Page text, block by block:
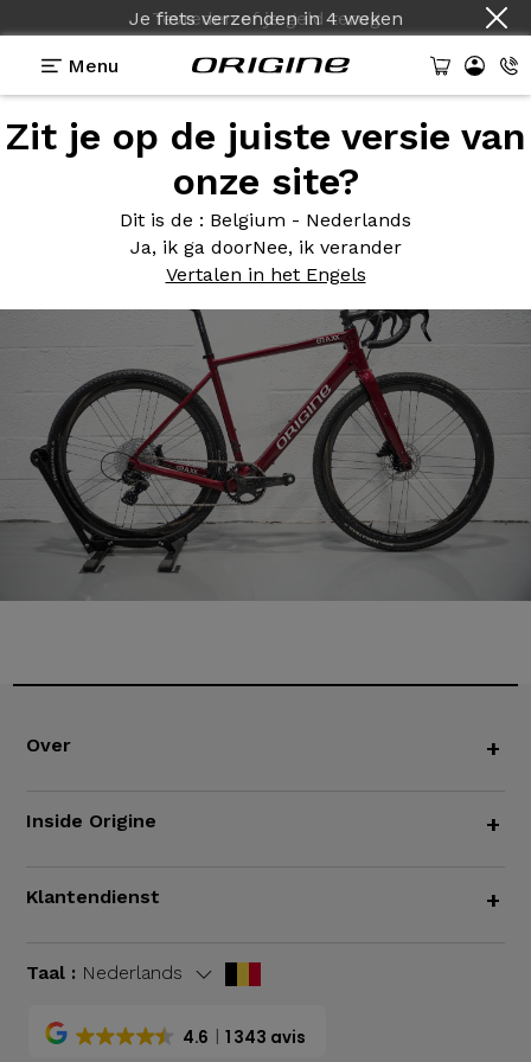
Je fiets verzendenin4 weken
Menu
Zit je op de juiste versie van
onze site?
Dit is de : Belgium - Nederlands
Ja, ik ga doorNee, ik verander
Vertalen in het Engels
Photos> Graxx Rouge Arena
Rouge Arena
Over +
Inside Origine +
Klantendienst +
Taal : Nederlands
4.6 1 343 avis